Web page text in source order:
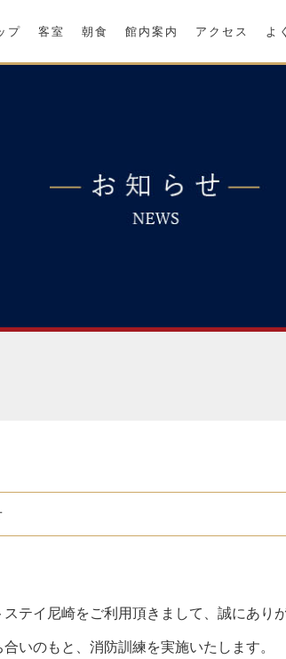
プ 客室 朝食 館内案内 アクセス よ
テイ尼崎をご利用頂きまして、誠にあり
いのもと、消防訓練を実施いたします。